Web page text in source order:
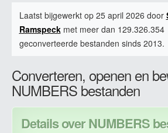
Laatst bijgewerkt op 25 april 2026 door
Ramspeckmet meer dan 129.326.354
geconverteerde bestanden sinds 2013.
Converteren, openen en
NUMBERS bestanden
Details over NUMBERS